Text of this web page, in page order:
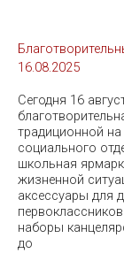
16.08.2025
Сегодня 16
традиционной
социального
школьная
жизненной
аксессуары для
наборы
до